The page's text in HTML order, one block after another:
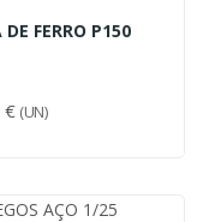
DE FERRO P150
€ (UN)